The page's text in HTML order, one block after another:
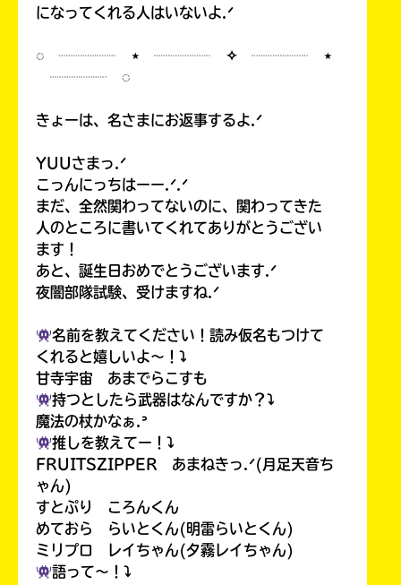
になってくれる人はいないよ.ᐟ
◌ ┈┈┈┈ ⋆ ┈┈┈┈ ✧ ┈┈┈┈ ⋆
┈┈┈┈ ◌
きょーは、名さまにお返事するよ.ᐟ
YUUさまっ.ᐟ
こっんにっちはーー.ᐟ.ᐟ
まだ、全然関わってないのに、関わってきた
人のところに書いてくれてありがとうござい
ます！
あと、誕生日おめでとうございます.ᐟ
夜闇部隊試験、受けますね.ᐟ
名前を教えてください！読み仮名もつけて
くれると嬉しいよ〜！⤵︎
甘寺宇宙 あまでらこすも
持つとしたら武器はなんですか？⤵︎
魔法の杖かなぁ.ᐣ
推しを教えてー！⤵︎
FRUITSZIPPER あまねきっ.ᐟ(月足天音ち
ゃん)
すとぷり ころんくん
めておら らいとくん(明雷らいとくん)
ミリプロ レイちゃん(夕霧レイちゃん)
語って〜！⤵︎